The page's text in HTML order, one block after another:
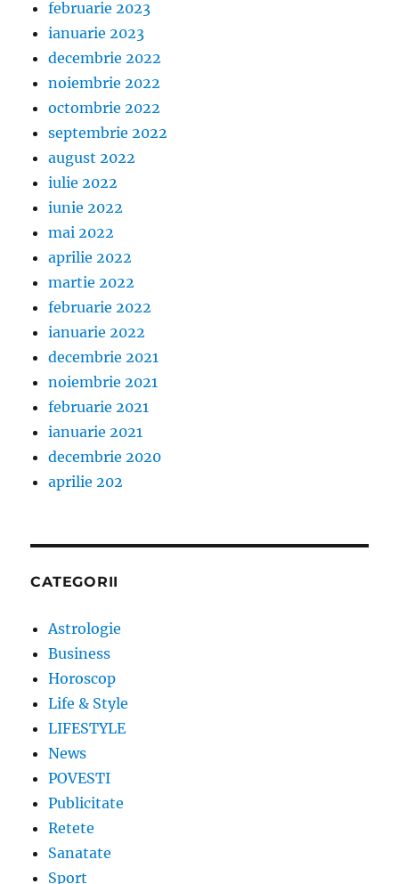
februarie 2023
ianuarie 2023
decembrie 2022
noiembrie 2022
octombrie 2022
septembrie 2022
august 2022
iulie 2022
iunie 2022
mai 2022
aprilie 2022
martie 2022
februarie 2022
ianuarie 2022
decembrie 2021
noiembrie 2021
februarie 2021
ianuarie 2021
decembrie 2020
aprilie 202
CATEGORII
Astrologie
Business
Horoscop
Life & Style
LIFESTYLE
News
POVESTI
Publicitate
Retete
Sanatate
Sport